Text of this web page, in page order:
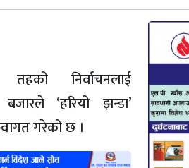
तहको निर्वाचनलाई
बजारले ‘हरियो झन्डा’
गरेको छ ।